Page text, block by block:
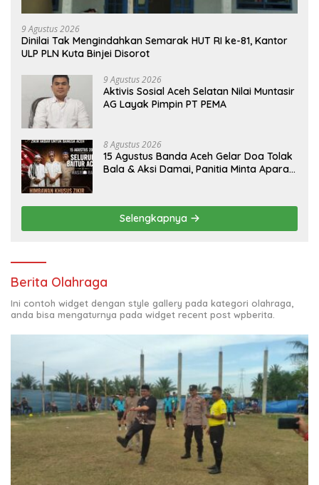
9 Agustus 2026
Dinilai Tak Mengindahkan Semarak HUT RI ke-81, Kantor
ULP PLN Kuta Binjei Disorot
9 Agustus 2026
Aktivis Sosial Aceh Selatan Nilai Muntasir
AG Layak Pimpin PT PEMA
8 Agustus 2026
15 Agustus Banda Aceh Gelar Doa Tolak
Bala & Aksi Damai, Panitia Minta Aparat
Selengkapnya
Berita Olahraga
Ini contoh widget dengan style gallery pada kategori olahraga,
anda bisa mengaturnya pada widget recent post wpberita.